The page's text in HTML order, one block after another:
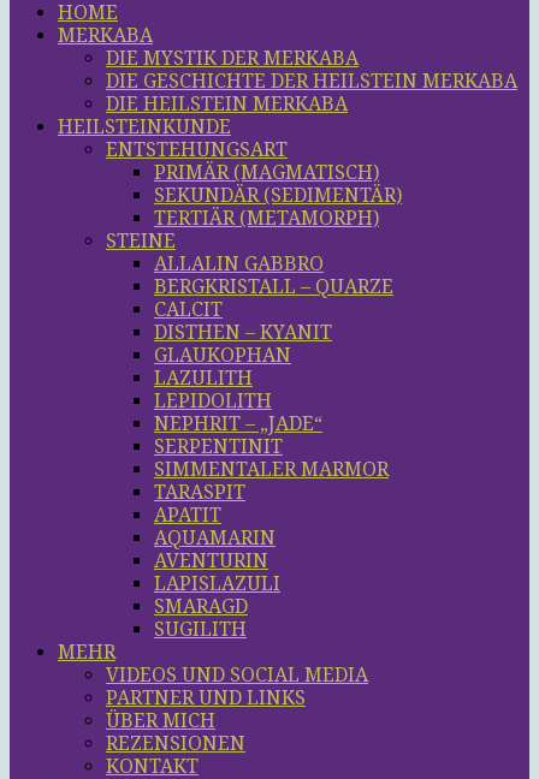
HOME
MERKABA
DIE MYSTIK DER MERKABA
DIE GESCHICHTE DER HEILSTEIN MERKABA
DIE HEILSTEIN MERKABA
HEILSTEINKUNDE
ENTSTEHUNGSART
PRIMÄR (MAGMATISCH)
SEKUNDÄR (SEDIMENTÄR)
TERTIÄR (METAMORPH)
STEINE
ALLALIN GABBRO
BERGKRISTALL – QUARZE
CALCIT
DISTHEN – KYANIT
GLAUKOPHAN
LAZULITH
LEPIDOLITH
NEPHRIT – „JADE“
SERPENTINIT
SIMMENTALER MARMOR
TARASPIT
APATIT
AQUAMARIN
AVENTURIN
LAPISLAZULI
SMARAGD
SUGILITH
MEHR
VIDEOS UND SOCIAL MEDIA
PARTNER UND LINKS
ÜBER MICH
REZENSIONEN
KONTAKT